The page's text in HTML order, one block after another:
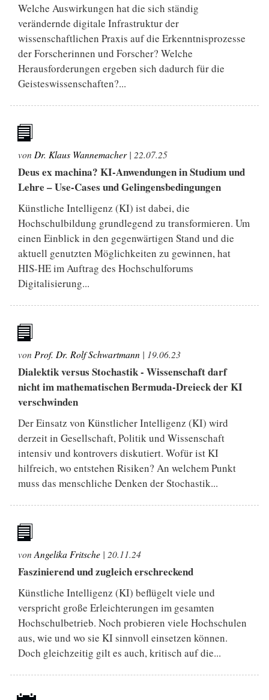
Welche Auswirkungen hat die sich ständig
verändernde digitale Infrastruktur der
wissenschaftlichen Praxis auf die Erkenntnisprozesse
der Forscherinnen und Forscher? Welche
Herausforderungen ergeben sich dadurch für die
Geisteswissenschaften?...
von Dr. Klaus Wannemacher| 22.07.25
Deus ex machina? KI-Anwendungen in Studium und
Lehre – Use-Cases und Gelingensbedingungen
Künstliche Intelligenz (KI) ist dabei, die
Hochschulbildung grundlegend zu transformieren. Um
einen Einblick in den gegenwärtigen Stand und die
aktuell genutzten Möglichkeiten zu gewinnen, hat
HIS-HE im Auftrag des Hochschulforums
Digitalisierung...
von Prof. Dr. Rolf Schwartmann | 19.06.23
Dialektik versus Stochastik - Wissenschaft darf
nicht im mathematischen Bermuda-Dreieck der KI
verschwinden
Der Einsatz von Künstlicher Intelligenz (KI) wird
derzeit in Gesellschaft, Politik und Wissenschaft
intensiv und kontrovers diskutiert. Wofür ist KI
hilfreich, wo entstehen Risiken? An welchem Punkt
muss das menschliche Denken der Stochastik...
vonAngelika Fritsche | 20.11.24
Faszinierend und zugleich erschreckend
Künstliche Intelligenz (KI) beflügelt viele und
verspricht große Erleichterungen im gesamten
Hochschulbetrieb. Noch probieren viele Hochschulen
aus, wie und wo sie KI sinnvoll einsetzen können.
Doch gleichzeitig gilt es auch, kritisch auf die...